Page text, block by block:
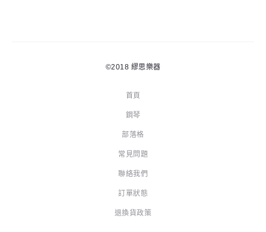
©2018 繆思樂器
首頁
鋼琴
部落格
常見問題
聯絡我們
訂單狀態
退換貨政策